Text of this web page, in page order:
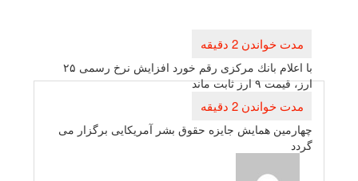
راهبری
نوشته
با اعلام بانك مركزی رقم خورد افزایش نرخ رسمی ۲۵
ارز، قیمت ۹ ارز ثابت ماند
چهارمین همایش جایزه حقوق بشر آمریكایی برگزار می